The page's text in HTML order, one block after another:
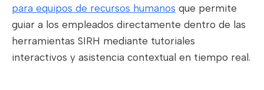
para equipos de recursos humanos que permite
guiar a los empleados directamente dentro de las
herramientas SIRH mediante tutoriales
interactivos y asistencia contextual en tiempo real.